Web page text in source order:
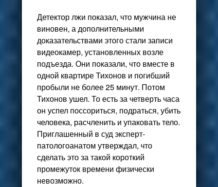
Детектор лжи показал, что мужчина не
виновен, а дополнительными
доказательствами этого стали записи
видеокамер, установленных возле
подъезда. Они показали, что вместе в
одной квартире Тихонов и погибший
пробыли не более 25 минут. Потом
Тихонов ушел. То есть за четверть часа
он успел поссориться, подраться, убить
человека, расчленить и упаковать тело.
Приглашенный в суд эксперт-
патологоанатом утверждал, что
сделать это за такой короткий
промежуток времени физически
невозможно.